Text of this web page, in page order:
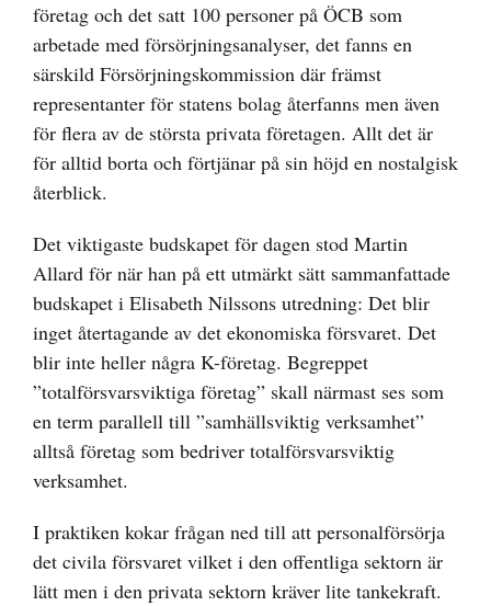
företag och det satt 100 personer på ÖCB som
arbetade med försörjningsanalyser, det fanns en
särskild Försörjningskommission där främst
representanter för statens bolag återfanns men även
för flera av de största privata företagen. Allt det är
för alltid borta och förtjänar på sin höjd en nostalgisk
återblick.
Det viktigaste budskapet för dagen stod Martin
Allard för när han på ett utmärkt sätt sammanfattade
budskapet i Elisabeth Nilssons utredning: Det blir
inget återtagande av det ekonomiska försvaret. Det
blir inte heller några K-företag. Begreppet
”totalförsvarsviktiga företag” skall närmast ses som
en term parallell till ”samhällsviktig verksamhet”
alltså företag som bedriver totalförsvarsviktig
verksamhet.
I praktiken kokar frågan ned till att personalförsörja
det civila försvaret vilket i den offentliga sektorn är
lätt men i den privata sektorn kräver lite tankekraft.